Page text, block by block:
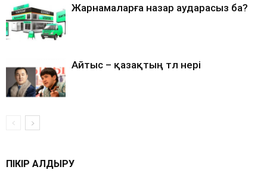
Жарнамаларға назар аударасыз ба?
Айтыс – қазақтың төл өнері
ПІКІР ҚАЛДЫРУ